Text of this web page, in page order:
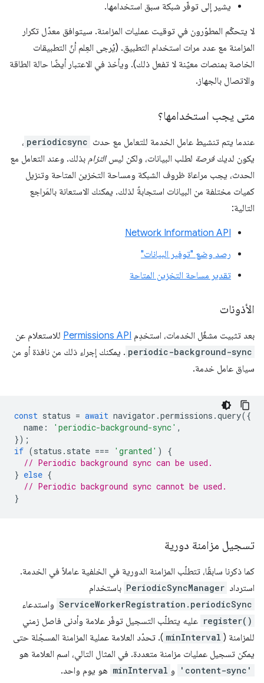
يشير إلى توفّر شبكة سبق استخدامها.
لا يتحكّم المطوّرون في توقيت عمليات المزامنة. سيتوافق معدّل تكرار
المزامنة مع عدد مرات استخدام التطبيق. (يُرجى العِلم أنّ التطبيقات
الخاصة بمنصات معيّنة لا تفعل ذلك). ويأخذ في الاعتبار أيضًا حالة الطاقة
والاتصال بالجهاز.
متى يجب استخدامها؟
عندما يتم تنشيط عامل الخدمة للتعامل مع حدث periodicsync ،
يكون لديكفرصة لطلب البيانات، ولكن ليسالتزام بذلك. وعند التعامل مع
الحدث، يجب مراعاة ظروف الشبكة ومساحة التخزين المتاحة وتنزيل
كميات مختلفة من البيانات استجابةً لذلك. يمكنك الاستعانة بالمَراجع
التالية:
Network Information API
رصد وضع "توفير البيانات"
تقدير مساحة التخزين المتاحة
الأذونات
بعد تثبيت مشغّل الخدمات، استخدِم Permissions API للاستعلام عن
periodic-background-sync . يمكنك إجراء ذلك من نافذة أو من
سياق عامل خدمة.
const status = await navigator .permissions .query({
name : 'periodic-background-sync' ,
});
if (status . state === 'granted' )
{
// Periodic background sync can be used.
} else {
// Periodic background sync cannot be used.
}
تسجيل مزامنة دورية
كما ذكرنا سابقًا، تتطلّب المزامنة الدورية في الخلفية عاملاً في الخدمة.
استرداد PeriodicSyncManager باستخدام
ServiceWorkerRegistration.periodicSync واستدعاء
register() عليه يتطلّب التسجيل توفّر علامة وأدنى فاصل زمني
للمزامنة ( minInterval ). تحدّد العلامة عملية المزامنة المسجّلة حتى
يمكن تسجيل عمليات مزامنة متعددة. في المثال التالي، اسم العلامة هو
'content-sync' و minInterval هو يوم واحد.